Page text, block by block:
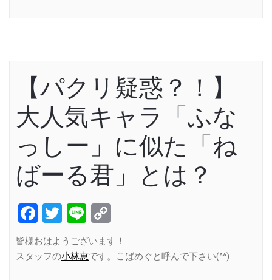
【パクリ疑惑？！】
大人気キャラ「ふな
っしー」に似た「ね
ばーる君」とは？
Facebook
Twitter
Line
Link
皆様おはようございます！
スタッフの小林恵です。こばめぐと呼んで下さい(^^)